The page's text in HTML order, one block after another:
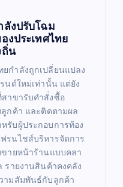
ลังปรับโฉม
งประเทศไทย
ถิ่น
กำลังถูกเปลี่ยนแปลง
นด์ใหม่เท่านั้น แต่ยัง
สาขารับคำสั่งซื้อ
กค้า และติดตามผล
รับผู้ประกอบการท้อง
รนไชส์บริหารจัดการ
ายหน้าร้านแบบคลา
รายงานสินค้าคงคลัง
ามสัมพันธ์กับลูกค้า